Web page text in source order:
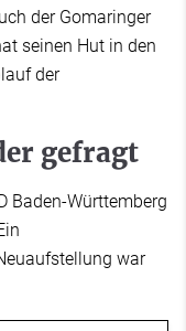
der Gomaringer
seinen Hut in den
der
gefragt
Baden-Württemberg
war